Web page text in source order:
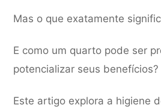
Mas o que exatamente
E como um quarto pode ser
potencializar seus benefícios?
Este artigo explora a higiene